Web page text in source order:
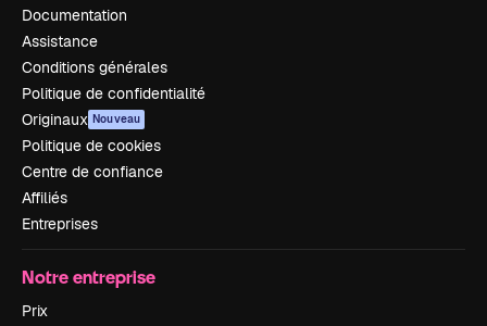
Documentation
Assistance
Conditions générales
Politique de confidentialité
Originaux Nouveau
Politique de cookies
Centre de confiance
Affiliés
Entreprises
Notre entreprise
Prix